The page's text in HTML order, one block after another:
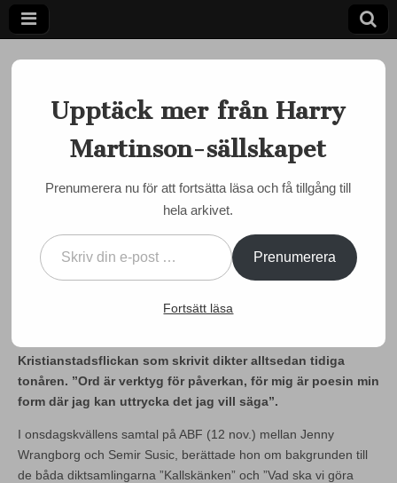
Harry
Martinson-
sällskapet
Ett författarskap som fångar daggdroppen och speglar
kosmos
Jenny Wrangborg med unga
arbetardikter på ABF
admin•13 november, 2014•0 Comments
Kristianstadsflickan som skrivit dikter alltsedan tidiga
tonåren. ”Ord är verktyg för påverkan, för mig är poesin min
form där jag kan uttrycka det jag vill säga”.
I onsdagskvällens samtal på ABF (12 nov.) mellan Jenny
Wrangborg och Semir Susic, berättade hon om bakgrunden till
de båda diktsamlingarna ”Kallskänken” och ”Vad ska vi göra
Upptäck mer från Harry
Martinson-sällskapet
Prenumerera nu för att fortsätta läsa och få tillgång till
hela arkivet.
Prenumerera
Fortsätt läsa